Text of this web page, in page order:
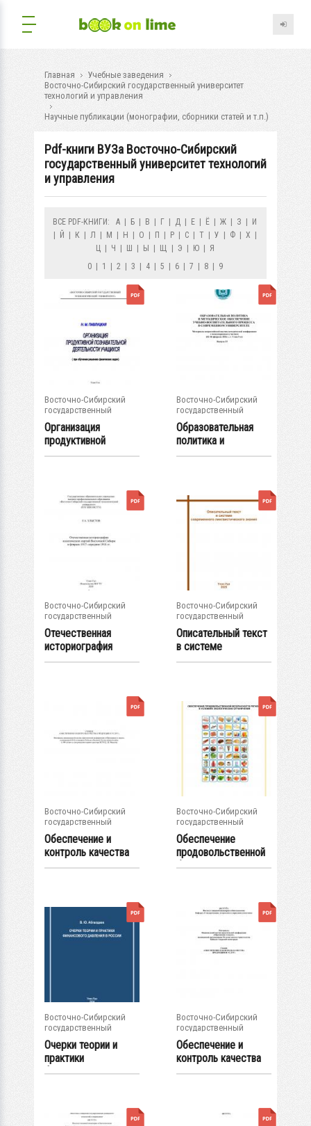
Главная
Учебные заведения
Восточно-Сибирский государственный университет
технологий и управления
Научные публикации (монографии, сборники статей и т.п.)
Pdf-книги ВУЗа Восточно-Сибирский
государственный университет технологий
и управления
ВСЕ PDF-КНИГИ: А Б В Г Д Е Ё Ж З
И
Й К Л М Н О П Р С Т У Ф Х
Ц
Ч Ш Ы Щ Э Ю
Я
0
1 2 3 4 5 6 7 8 9
Восточно-Сибирский
государственный
университет...
Организация
продуктивной
познавательной...
Восточно-Сибирский
государственный
университет...
Образовательная
политика и
методическое...
Восточно-Сибирский
государственный
университет...
Отечественная
историография
политических
Восточно-Сибирский
государственный
университет...
Описательный текст
в системе
современного...
Восточно-Сибирский
государственный
университет...
Обеспечение и
контроль качества
продукции и услуг...
Восточно-Сибирский
государственный
университет...
Обеспечение
продовольственной
безопасности...
Восточно-Сибирский
государственный
университет...
Очерки теории и
практики
финансового
Восточно-Сибирский
государственный
университет...
Обеспечение и
контроль качества
продукции и услуг...